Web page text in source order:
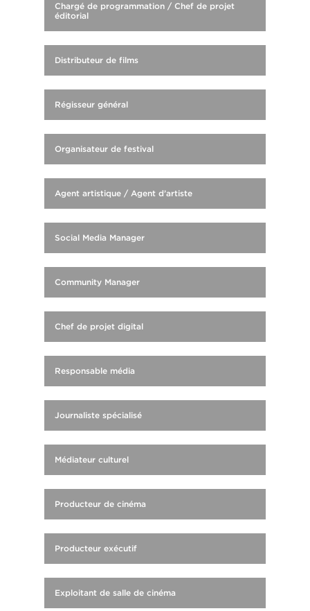
Chargé de programmation / Chef de projet
éditorial
Distributeur de films
Régisseur général
Organisateur de festival
Agent artistique / Agent d’artiste
Social Media Manager
Community Manager
Chef de projet digital
Responsable média
Journaliste spécialisé
Médiateur culturel
Producteur de cinéma
Producteur exécutif
Exploitant de salle de cinéma